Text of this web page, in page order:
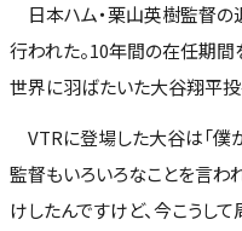
日本ハム・栗山英樹監督の
行われた。10年間の在任期間
世界に羽ばたいた大谷翔平投
VTRに登場した大谷は「僕
監督もいろいろなことを言わ
けしたんですけど、今こうし